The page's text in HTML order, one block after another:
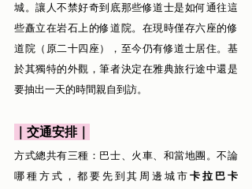
城。讓人不禁好奇到底那些修道士是如何通往這
些矗立在岩石上的修道院。在現時僅存六座的修
道院（原二十四座），至今仍有修道士居住。基
於其獨特的外觀，筆者決定在雅典旅行途中還是
要抽出一天的時間親自到訪。
｜交通安排｜
方式總共有三種：巴士、火車、和當地團。不論
哪種方式，都要先到其周邊城市卡拉巴卡